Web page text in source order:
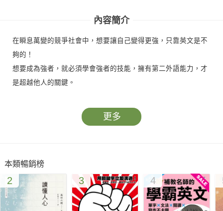
內容簡介
在瞬息萬變的競爭社會中，想要讓自己變得更強，只靠英文是不
夠的！
想要成為強者，就必須學會強者的技能，擁有第二外語能力，才
是超越他人的關鍵。
更多
本類暢銷榜
2 3 4